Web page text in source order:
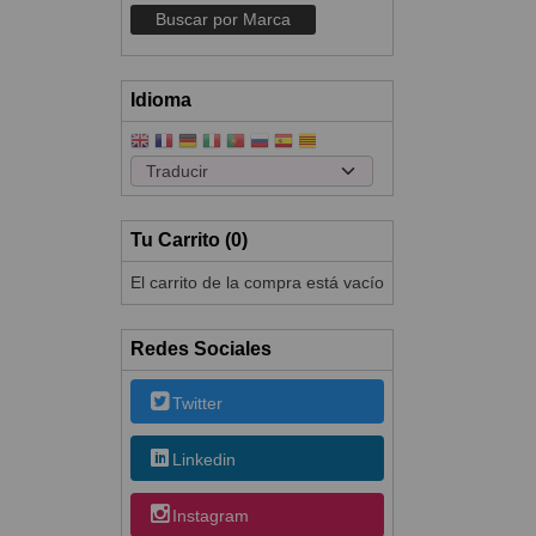
Idioma
Tu Carrito (0)
El carrito de la compra está vacío
Redes Sociales
Twitter
Linkedin
Instagram